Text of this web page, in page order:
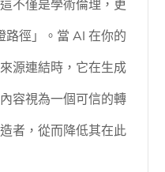
不僅是學術倫理，更
路徑」。當 AI 在你的
源連結時，它在生成
容視為一個可信的轉
者，從而降低其在此